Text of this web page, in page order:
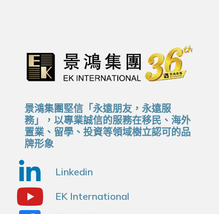
景鴻集團堅信「永遠朋友，永遠服
務」，以專業誠信的服務在移民、海外
置業、留學、投資等領域樹立認可的品
牌形象
Linkedin
EK International